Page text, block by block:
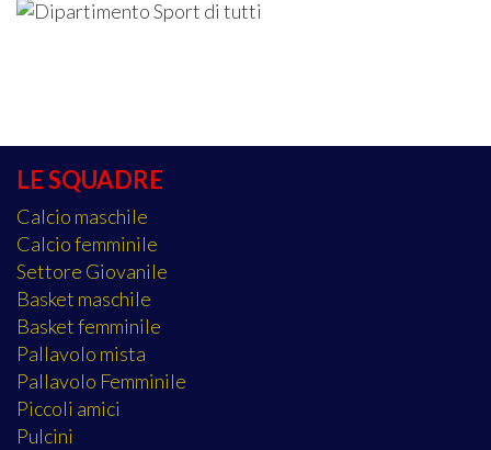
LE SQUADRE
Calcio maschile
Calcio femminile
Settore Giovanile
Basket maschile
Basket femminile
Pallavolo mista
Pallavolo Femminile
Piccoli amici
Pulcini